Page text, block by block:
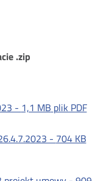
.zip
- 1,1 MB plik PDF
- 704 KB